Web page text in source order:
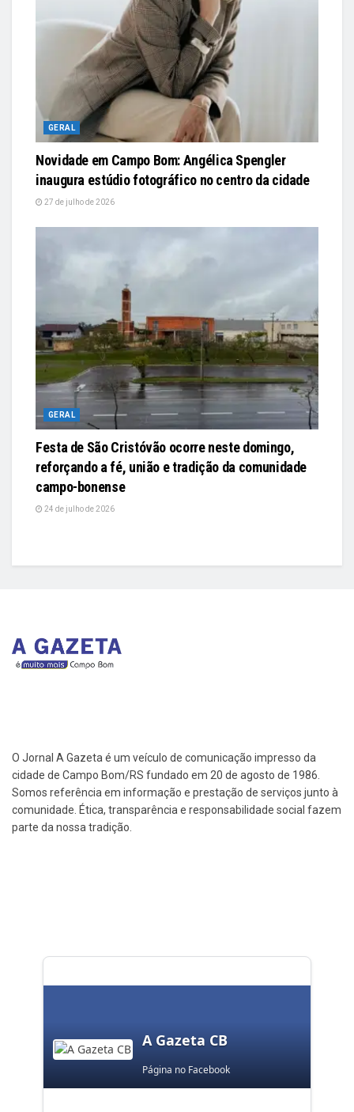
GERAL
Novidade em Campo Bom: Angélica Spengler
inaugura estúdio fotográfico no centro da cidade
27 de julho de 2026
GERAL
Festa de São Cristóvão ocorre neste domingo,
reforçando a fé, união e tradição da comunidade
campo-bonense
24 de julho de 2026
O Jornal A Gazeta é um veículo de comunicação impresso da
cidade de Campo Bom/RS fundado em 20 de agosto de 1986.
Somos referência em informação e prestação de serviços junto à
comunidade. Ética, transparência e responsabilidade social fazem
parte da nossa tradição.
A Gazeta CB
Página no Facebook